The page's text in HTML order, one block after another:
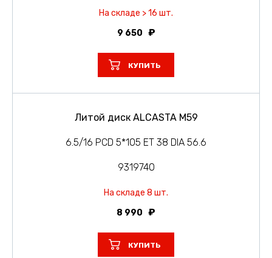
На складе > 16 шт.
9 650
КУПИТЬ
Литой диск ALCASTA M59
6.5/16 PCD 5*105 ET 38 DIA 56.6
9319740
На складе 8 шт.
8 990
КУПИТЬ